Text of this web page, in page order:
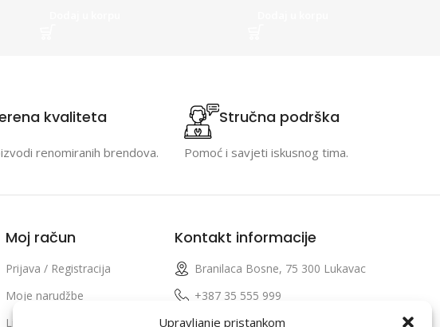
Upravljanje pristankom
kvaliteta
renomiranih brendova.
Stručna podrška
Pomoć i savjeti iskusnog tima.
Moj račun
Prijava / Registracija
Moje narudžbe
Lista želja
Kontakt informacije
Branilaca Bosne, 75 300 Lukavac
+387 35 555 999
info@pconer.ba